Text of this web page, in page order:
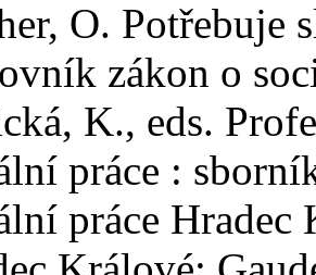
O. Potřebuje
zákon o
K., eds.
práce :
práce Hradec